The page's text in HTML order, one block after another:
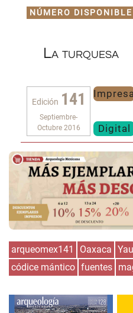
NÚMERO DISPONIBLE
La turquesa
Edición 141
Septiembre-
Octubre 2016
Digital
arqueomex141 Oaxaca
códice mántico fuentes